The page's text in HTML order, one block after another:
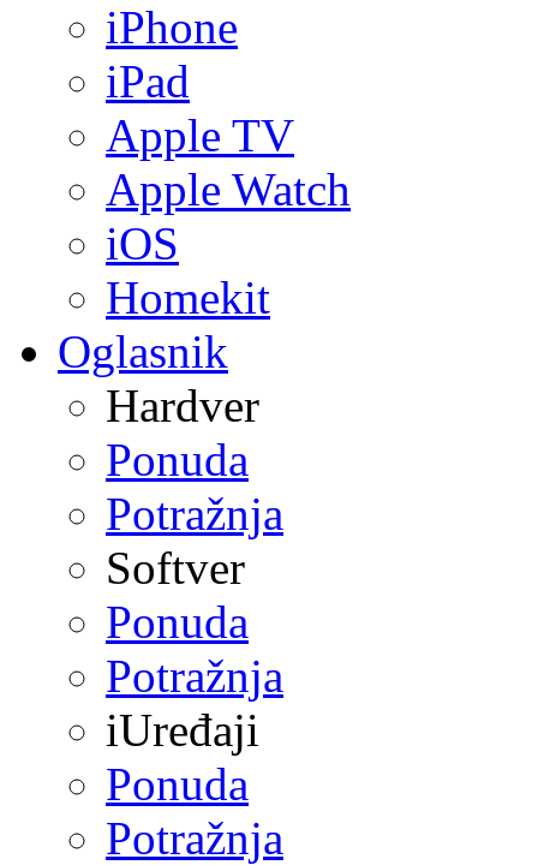
iPhone
iPad
Apple TV
Apple Watch
iOS
Homekit
Oglasnik
Hardver
Ponuda
Potražnja
Softver
Ponuda
Potražnja
iUređaji
Ponuda
Potražnja